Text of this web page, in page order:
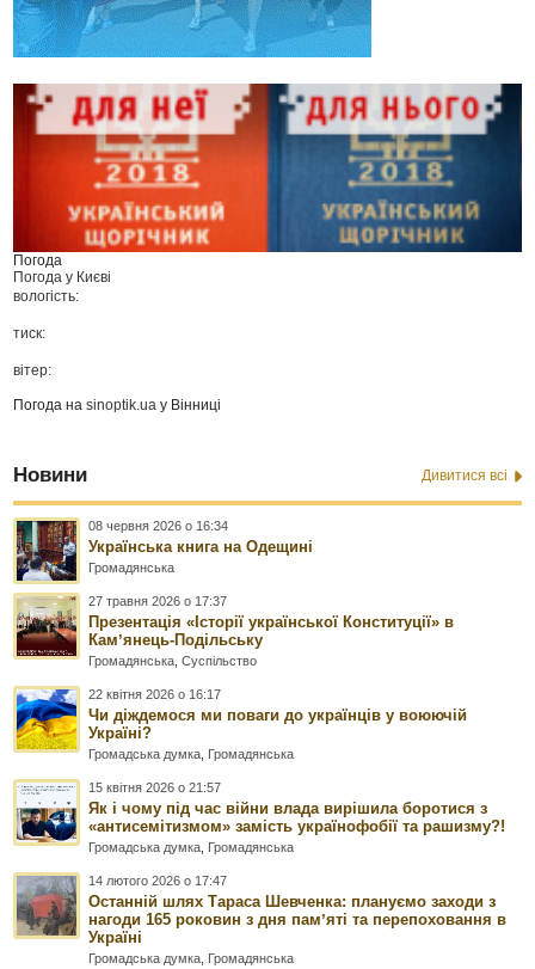
Погода
Погода у Києві
вологість:
тиск:
вітер:
Погода наsinoptik.ua у Вінниці
Новини Дивитися всі
08 червня 2026 о 16:34
Українська книга на Одещині
Громадянська
27 травня 2026 о 17:37
Презентація «Історії української Конституції» в
Камʼянець-Подільську
Громадянська ,Суспільство
22 квітня 2026 о 16:17
Чи діждемося ми поваги до українців у воюючій
Україні?
Громадська думка Громадянська
15 квітня 2026 о 21:57
Як і чому під час війни влада вирішила боротися з
«антисемітизмом» замість українофобії та рашизму?!
Громадська думка Громадянська
14 лютого 2026 о 17:47
Останній шлях Тараса Шевченка: плануємо заходи з
нагоди 165 роковин з дня памʼяті та перепоховання в
Україні
Громадська думка Громадянська